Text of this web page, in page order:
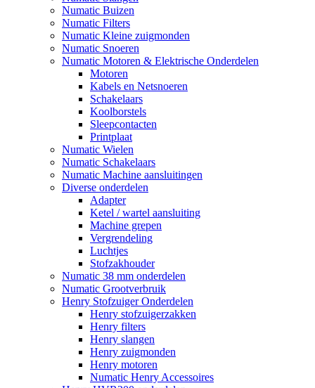
Numatic Buizen
Numatic Filters
Numatic Kleine zuigmonden
Numatic Snoeren
Numatic Motoren & Elektrische Onderdelen
Motoren
Kabels en Netsnoeren
Schakelaars
Koolborstels
Sleepcontacten
Printplaat
Numatic Wielen
Numatic Schakelaars
Numatic Machine aansluitingen
Diverse onderdelen
Adapter
Ketel / wartel aansluiting
Machine grepen
Vergrendeling
Luchtjes
Stofzakhouder
Numatic 38 mm onderdelen
Numatic Grootverbruik
Henry Stofzuiger Onderdelen
Henry stofzuigerzakken
Henry filters
Henry slangen
Henry zuigmonden
Henry motoren
Numatic Henry Accessoires